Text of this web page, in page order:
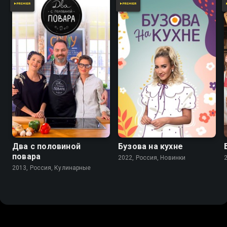
Два с половиной
повара
2013, Россия, Кулинарные
Бузова на кухне
2022, Россия, Новинки